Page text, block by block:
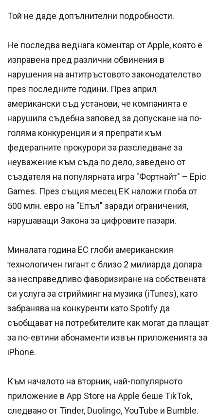
Той не даде допълнителни подробности.
Не последва веднага коментар от Apple, която е
изправена пред различни обвинения в
нарушения на антитръстовото законодателство
през последните години. През април
американски съд установи, че компанията е
нарушила съдебна заповед за допускане на по-
голяма конкуренция и я препрати към
федералните прокурори за разследване за
неуважение към съда по дело, заведено от
създателя на популярната игра "Фортнайт" – Epic
Games. През същия месец ЕК наложи глоба от
500 млн. евро на "Епъл" заради ограничения,
нарушаващи Закона за цифровите пазари.
Миналата година ЕС глоби американския
технологичен гигант с близо 2 милиарда долара
за несправедливо фаворизиране на собствената
си услуга за стрийминг на музика (iTunes), като
забранява на конкуренти като Spotify да
съобщават на потребителите как могат да плащат
за по-евтини абонаменти извън приложенията за
iPhone.
Към началото на вторник, най-популярното
приложение в App Store на Apple беше TikTok,
следвано от Tinder, Duolingo, YouTube и Bumble.